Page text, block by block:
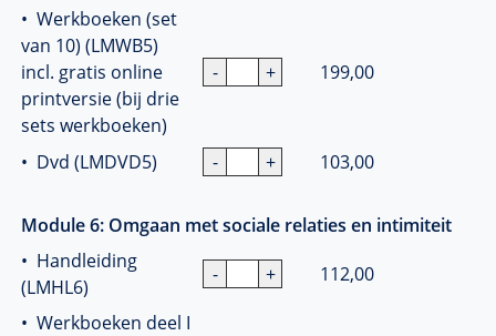
• Werkboeken (set
van 10) (LMWB5)
incl. gratis online
printversie (bij drie
sets werkboeken)
199,00
• Dvd (LMDVD5) 103,00
Module 6: Omgaan met sociale relaties en intimiteit
• Handleiding
(LMHL6)
112,00
• Werkboeken deel I